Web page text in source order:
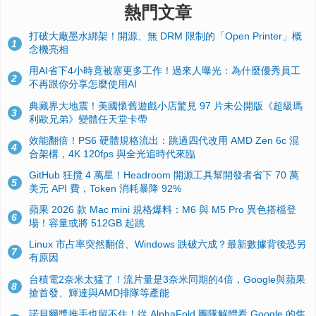
熱門文章
1
打破大廠墨水綁架！開源、無 DRM 限制的「Open Printer」概
念機亮相
2
用AI省下4小時竟被塞更多工作！過來人曝光：為什麼優秀員工
不再跟你分享怎麼使用AI
3
典藏界大地震！美國懷舊遊戲小店驚見 97 片未公開版《超級瑪
利歐兄弟》變體任天堂卡帶
4
效能翻倍！PS6 硬體規格流出：跳過四代改用 AMD Zen 6c 混
合架構，4K 120fps 與全光追時代來臨
5
GitHub 狂攬 4 萬星！Headroom 開源工具幫開發者省下 70 萬
美元 API 費，Token 消耗暴降 92%
6
蘋果 2026 款 Mac mini 規格爆料：M6 與 M5 Pro 異色搭檔登
場！容量或將 512GB 起跳
7
Linux 市占率突然翻倍、Windows 跌破六成？最新數據背後恐另
有原因
8
台積電2奈米太猛了！流片量是3奈米同期的4倍，Google與蘋果
搶首發、輝達與AMD排隊等產能
諾貝爾獎推手也留不住！從 AlphaFold 團隊解體看 Google 的焦